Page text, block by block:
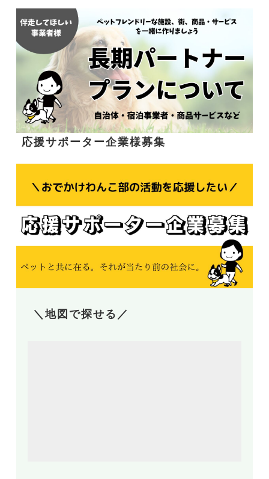
応援サポーター企業様募集
＼地図で探せる／